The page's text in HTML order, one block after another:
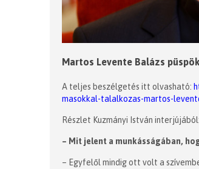
Martos Levente Balázs
A teljes beszélgetés itt olvasható:
masokkal-talalkozas-martos-
Részlet Kuzmányi István interjújából:
– Mit jelent a munkásságában,
– Egyfelől mindig ott volt a